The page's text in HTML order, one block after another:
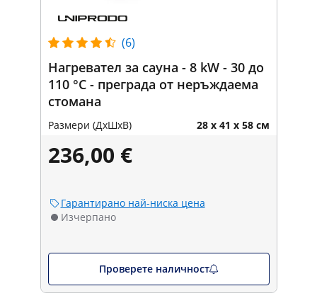
(6)
Нагревател за сауна - 8 kW - 30 до
110 °C - преграда от неръждаема
стомана
Размери (ДxШxВ) 28 x 41 x 58 см
236,00 €
Гарантирано най-ниска цена
Изчерпано
Проверете наличност